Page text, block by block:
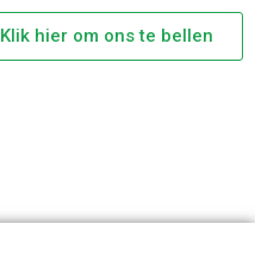
Klik hier om ons te bellen